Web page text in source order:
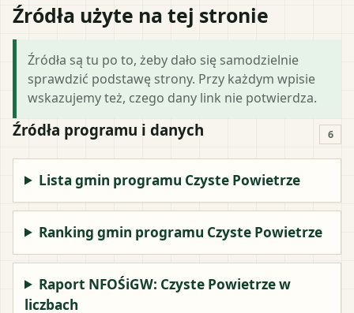
Źródła użyte na tej stronie
Źródła są tu po to, żeby dało się samodzielnie
sprawdzić podstawę strony. Przy każdym wpisie
wskazujemy też, czego dany link nie potwierdza.
Źródła programu i danych 6
Lista gmin programu Czyste Powietrze
Ranking gmin programu Czyste Powietrze
Raport NFOŚiGW: Czyste Powietrze w
liczbach